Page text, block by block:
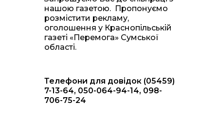
Перемогу і повернення
додому»
10:31
28 лип
Знову біль… Знову
втрата… На щиті
16:57
24 лип
Обмежено придатний,
але безмежно
вмотивований: Як
колишній лісівник став
нашою газетою. Пропонуємо
розмістити рекламу,
оголошення у Краснопільській
газеті «Перемога» Сумської
області.
Телефони для довідок (05459)
7-13-64, 050-064-94-14, 098-
706-75-24